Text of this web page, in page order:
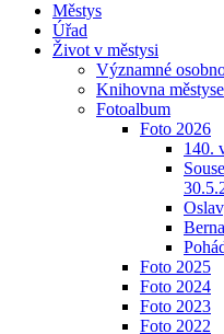
Městys
Úřad
Život v městysi
Významné
Knihovna městyse
Fotoalbum
Foto 2026
140.
Foto 2025
Foto 2024
Foto 2023
Foto 2022